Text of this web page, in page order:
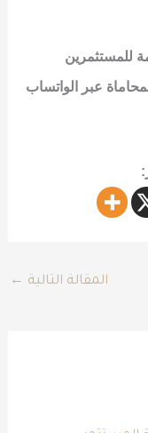
للمستثمرين
عبر الواتساب
المقالة التالية ←